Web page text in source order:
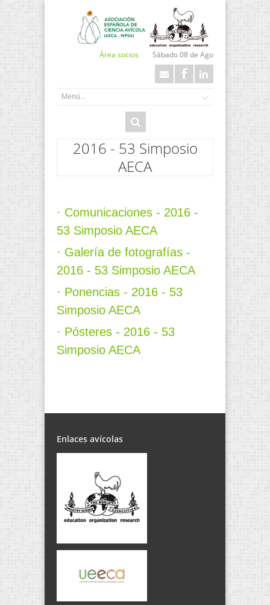
Área socios Sábado 08 de Ago
2016 - 53 Simposio
AECA
· Comunicaciones - 2016 -
53 Simposio AECA
· Galería de fotografías -
2016 - 53 Simposio AECA
· Ponencias - 2016 - 53
Simposio AECA
· Pósteres - 2016 - 53
Simposio AECA
Enlaces avícolas